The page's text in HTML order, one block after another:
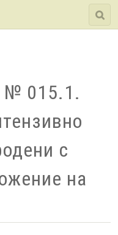
№ 015.1.
с
на